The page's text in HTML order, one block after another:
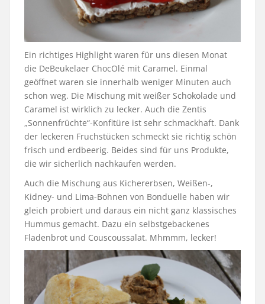
Ein richtiges Highlight waren für uns diesen Monat
die DeBeukelaer ChocOlé mit Caramel. Einmal
geöffnet waren sie innerhalb weniger Minuten auch
schon weg. Die Mischung mit weißer Schokolade und
Caramel ist wirklich zu lecker. Auch die Zentis
„Sonnenfrüchte“-Konfitüre ist sehr schmackhaft. Dank
der leckeren Fruchstücken schmeckt sie richtig schön
frisch und erdbeerig. Beides sind für uns Produkte,
die wir sicherlich nachkaufen werden.
Auch die Mischung aus Kichererbsen, Weißen-,
Kidney- und Lima-Bohnen von Bonduelle haben wir
gleich probiert und daraus ein nicht ganz klassisches
Hummus gemacht. Dazu ein selbstgebackenes
Fladenbrot und Couscoussalat. Mhmmm, lecker!